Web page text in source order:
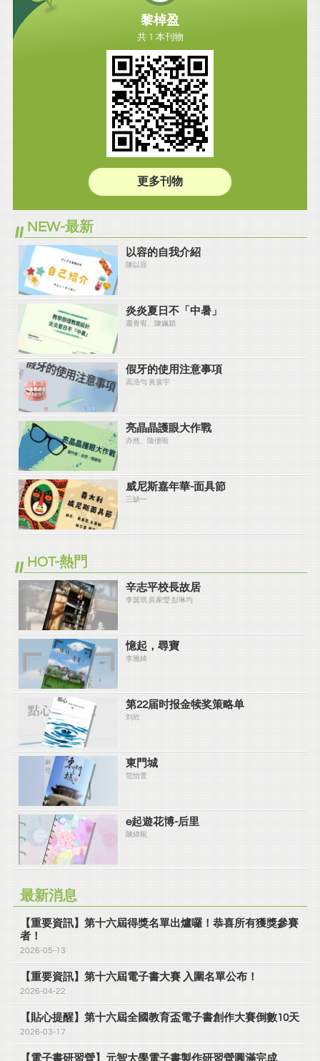
黎棹盈
共 1 本刊物
更多刊物
NEW-最新
以容的自我介紹
陳以容
炎炎夏⽇不「中暑」
蕭青宥、陳姵穎
假牙的使用注意事項
高浩勻 黃裴宇
亮晶晶護眼大作戰
亦然、隨便啦
威尼斯嘉年華-面具節
三缺一
HOT-熱門
辛志平校長故居
李茵琪 吳家瑩 彭琳均
憶起，尋寶
李雅綺
第22届时报金犊奖策略单
刘欣
東門城
范怡萱
e起遊花博-后里
陳緯秜
最新消息
【重要資訊】第十六屆得獎名單出爐囉！恭喜所有獲獎參賽
者！
2026-05-13
【重要資訊】第十六屆電子書大賽 入圍名單公布！
2026-04-22
【貼心提醒】第十六屆全國教育盃電子書創作大賽倒數10天
2026-03-17
【電子書研習營】元智大學電子書製作研習營圓滿完成